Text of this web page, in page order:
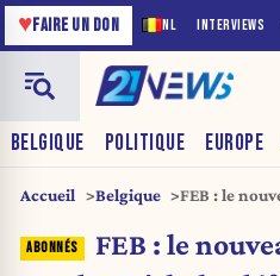
NL INTERVIEWS
♥FAIRE UN DON
BELGIQUE POLITIQUE EUROPE
Accueil Belgique
FEB : le
FEB : le